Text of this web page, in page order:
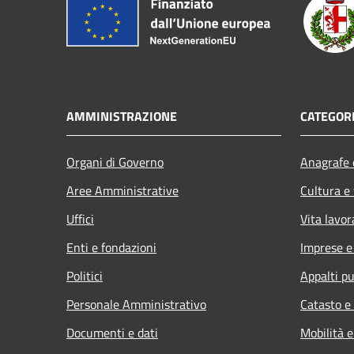
AMMINISTRAZIONE
Organi di Governo
Aree Amministrative
Uffici
Enti e fondazioni
Politici
Personale Amministrativo
Documenti e dati
Cultura
Vita
Imprese
Appalti
Catasto
Mobilità